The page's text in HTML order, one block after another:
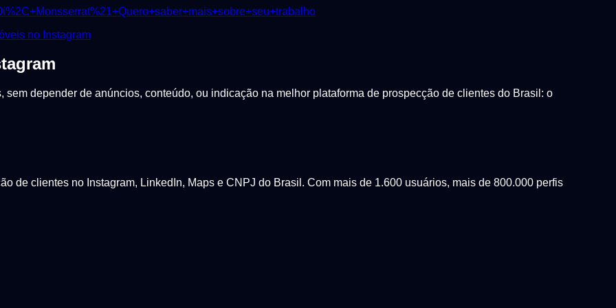
no Instagram
depender de anúncios, conteúdo, ou indicação na melhor plataforma de prospecção de clientes do Brasil: o
de clientes no Instagram, LinkedIn, Maps e CNPJ do Brasil. Com mais de 1.600 usuários, mais de 800.000 perfis